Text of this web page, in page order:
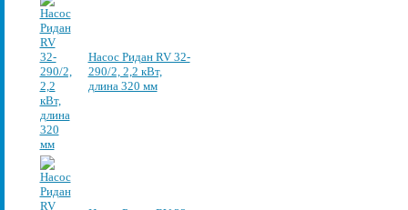
Насос Ридан RV 32-
290/2, 2,2 кВт,
длина 320 мм